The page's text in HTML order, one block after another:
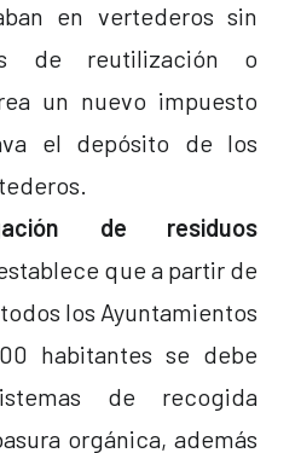
en vertederos sin
de reutilización o
un nuevo impuesto
el depósito de los
de residuos
que a partir de
los Ayuntamientos
habitantes se debe
de recogida
orgánica, además